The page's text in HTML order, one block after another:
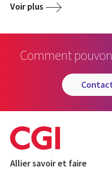
Voir plus
Comment
Allier savoir et faire